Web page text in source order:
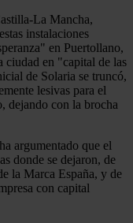
La Mancha,
instalaciones
en Puertollano,
ciudad en "capital de las
de Solaria se truncó,
lesivas para el
dejando con la brocha
argumentado que el
donde se dejaron, de
la Marca España, y de
con capital